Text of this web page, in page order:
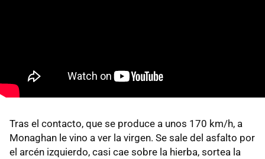
Tras el contacto, que se produce a unos 170 km/h, a
Monaghan le vino a ver la virgen. Se sale del asfalto por
el arcén izquierdo, casi cae sobre la hierba, sortea la